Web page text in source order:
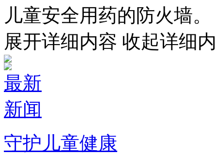
儿童安全用药的防火墙。
展开详细内容 收起详细
最新
新闻
守护儿童健康